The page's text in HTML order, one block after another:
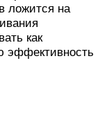
ложится на
как
эффективность